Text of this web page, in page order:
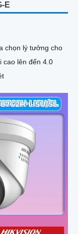
E
chọn lý tưởng cho